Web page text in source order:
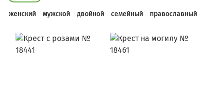
женский мужской двойной семейный православный